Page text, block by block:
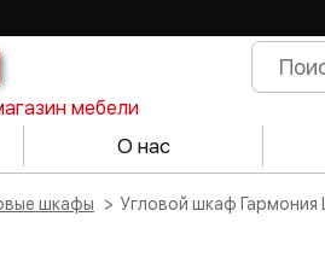
мебели
О нас
шкафы Угловой шкаф